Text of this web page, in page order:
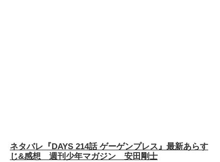
ネタバレ『DAYS 214話 ゲーゲンプレス』最新あらす
じ&感想 週刊少年マガジン 安田剛士